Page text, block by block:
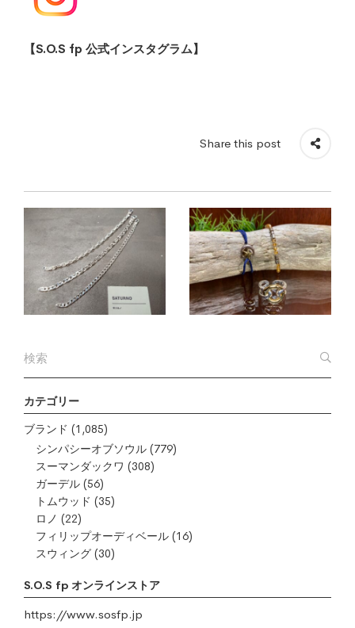
カテゴリー
ブランド (1,085)
シンパシーオブソウル (779)
スーマンダックワ (308)
ガーデル (56)
トムウッド (35)
ロノ (22)
フィリップオーディベール (16)
スウィング (30)
S.O.S fp オンラインストア
https://www.sosfp.jp
【S.O.S fp 公式インスタグラム】
Share this post